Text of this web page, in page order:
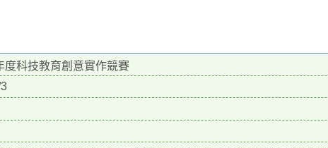
度科技教育創意實作競賽